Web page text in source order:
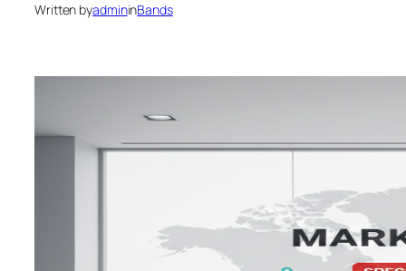
Written byadmininBands